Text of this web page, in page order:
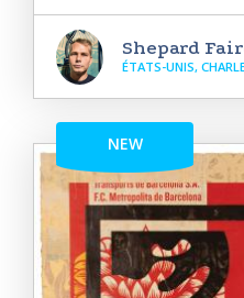
Shepard
ÉTATS-UNIS,
NEW